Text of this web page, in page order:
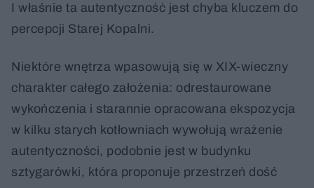
I właśnie ta autentyczność jest chyba kluczem do
percepcji Starej Kopalni.
Niektóre wnętrza wpasowują się w XIX-wieczny
charakter całego założenia: odrestaurowane
wykończenia i starannie opracowana ekspozycja
w kilku starych kotłowniach wywołują wrażenie
autentyczności, podobnie jest w budynku
sztygarówki, która proponuje przestrzeń dość